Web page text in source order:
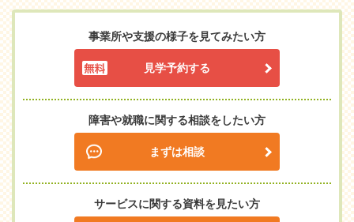
事業所や支援の様子を見てみたい方
見学予約する
障害や就職に関する相談をしたい方
まずは相談
サービスに関する資料を見たい方